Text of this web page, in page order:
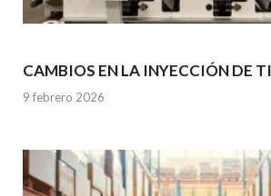
CAMBIOS EN LA INYECCIÓN DE
9 febrero 2026